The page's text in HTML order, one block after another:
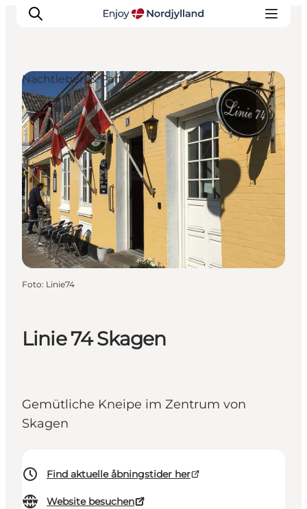
Erlebnisse
Reiseplanung
Destinationen
Guides
Veranstaltungen
Für Kinder
Linie 74 Skagen
Gemütliche Kneipe im Zentrum von
Skagen
Find aktuelle åbningstider her
Website besuchen
Nachtleben & Party
Foto: Linie74